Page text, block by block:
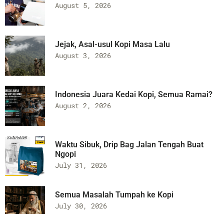
August 5, 2026
Jejak, Asal-usul Kopi Masa Lalu
August 3, 2026
Indonesia Juara Kedai Kopi, Semua Ramai?
August 2, 2026
Waktu Sibuk, Drip Bag Jalan Tengah Buat
Ngopi
July 31, 2026
Semua Masalah Tumpah ke Kopi
July 30, 2026